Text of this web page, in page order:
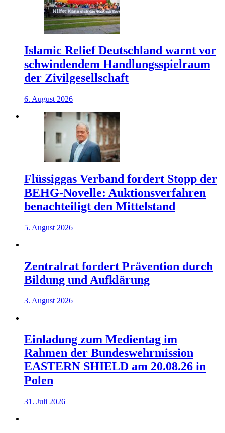
Islamic Relief Deutschland warnt vor
schwindendem Handlungsspielraum
der Zivilgesellschaft
6. August 2026
Flüssiggas Verband fordert Stopp der
BEHG-Novelle: Auktionsverfahren
benachteiligt den Mittelstand
5. August 2026
Zentralrat fordert Prävention durch
Bildung und Aufklärung
3. August 2026
Einladung zum Medientag im
Rahmen der Bundeswehrmission
EASTERN SHIELD am 20.08.26 in
Polen
31. Juli 2026